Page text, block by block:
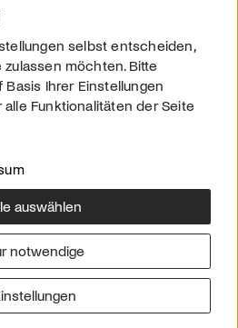
Werben
Impressum
selbst entscheiden,
möchten. Bitte
Basis Ihrer Einstellungen
Funktionalitäten der Seite
auswählen
notwendige